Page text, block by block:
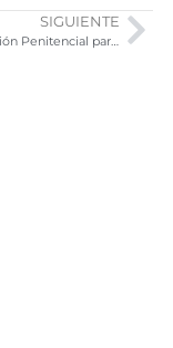
SIGUIENTE